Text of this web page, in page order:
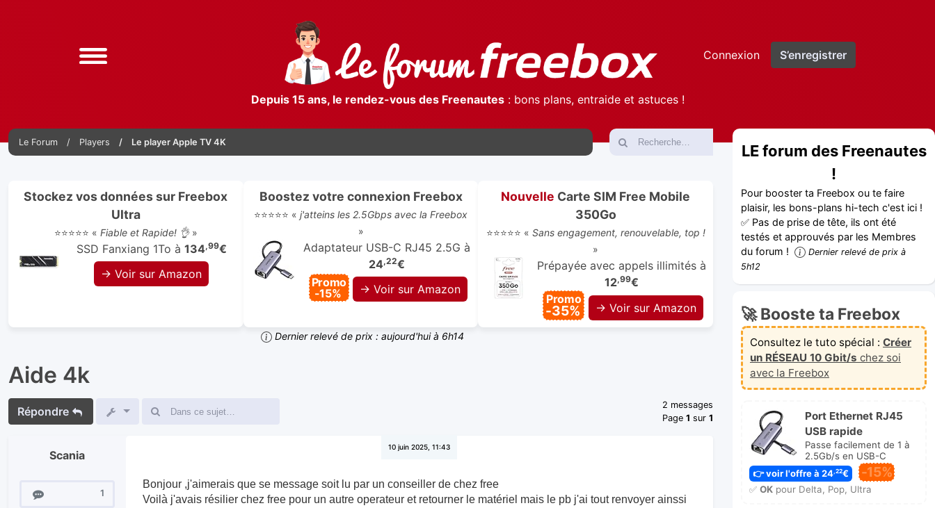
Connexion S’enregistrer
Depuis 15 ans, le rendez-vous des Freenautes: bons plans, entraide et astuces !
Le Forum Players Le player Apple TV 4K
Stockez vos données sur Freebox
Ultra
⭐⭐⭐⭐⭐ « Fiable et Rapide! 👌»
SSD Fanxiang 1To à 134,99€
→ Voir sur Amazon
Boostez votre connexion Freebox
⭐⭐⭐⭐⭐ « j'atteins les 2.5Gbps avec la Freebox
»
Adaptateur USB-C RJ45 2.5G à
24,22€
Promo
-15%
→ Voir sur Amazon
Nouvelle Carte SIM Free Mobile
350Go
⭐⭐⭐⭐⭐ « Sans engagement, renouvelable, top !
»
Prépayée avec appels illimités à
12,99€
Promo
-35% → Voir sur Amazon
Dernier relevé de prix : aujourd'hui à 6h14
Aide 4k
Répondre
2 messages
Page1 sur1
Scania
Messages 1
10 juin 2025, 11:43
Bonjour ,j'aimerais que se message soit lu par un conseiller de chez free
Voilà j'avais résilier chez free pour un autre operateur et retourner le matériel mais le pb j'ai tout renvoyer ainssi
LE forum des Freenautes
!
Pour booster ta Freebox ou te faire
plaisir, les bons-plans hi-tech c'est ici !
✅ Pas de prise de tête, ils ont été
testés et approuvés par les Membres
du forum !
Dernier relevé de prix à
5h12
🚀 Booste ta Freebox
Consultez le tuto spécial : Créer
un RÉSEAU 10 Gbit/s chez soi
avec la Freebox
Port Ethernet RJ45
USB rapide
Passe facilement de 1 à
2.5Gb/s en USB-C
👉 voir l'offre à 24,22€ -15%
✅ OKpour Delta, Pop, Ultra